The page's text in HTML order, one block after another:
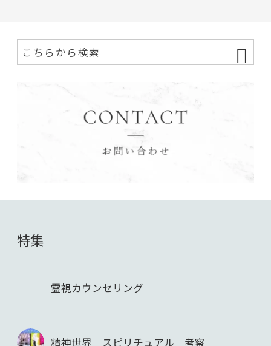
特集
霊視カウンセリング
精神世界 スピリチュアル 考察